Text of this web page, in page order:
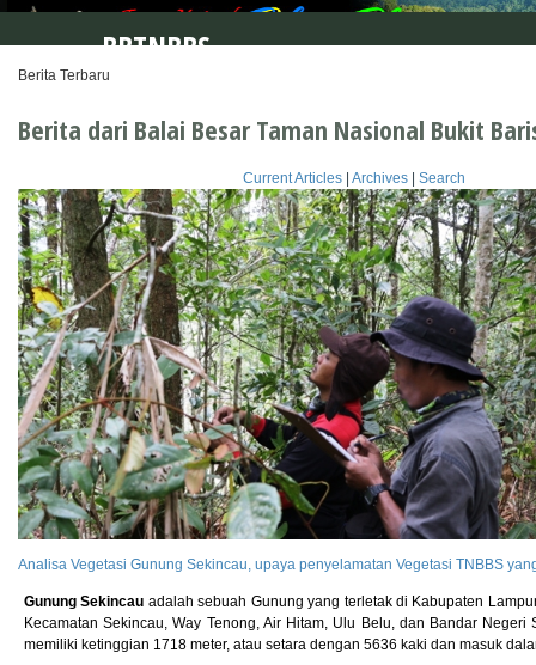
BBTNBBS
Berita Terbaru
Berita dari Balai Besar Taman Nasional Bukit
Current Articles Archives Search
Analisa Vegetasi Gunung Sekincau, upaya penyelamatan Vegetasi TNBBS
Gunung Sekincau adalah sebuah Gunung yang terletak di Kabupaten
Kecamatan Sekincau, Way Tenong, Air Hitam, Ulu Belu, dan Bandar
memiliki ketinggian 1718 meter, atau setara dengan 5636 kaki dan masuk